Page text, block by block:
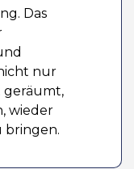
Das
nur
wieder
bringen.